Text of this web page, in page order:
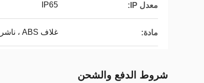
معدل IP: IP65
مادة: غلاف ABS ، ناشر الكمبيوتر
شروط الدفع والشحن